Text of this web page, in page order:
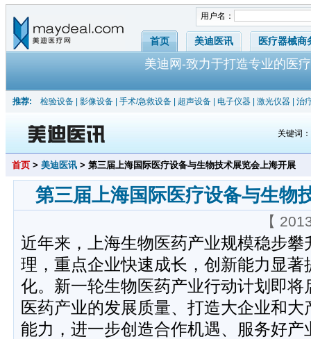
用户名：
首页 美迪医讯 医疗器械商
美迪网-致力于打造专业的医
推荐: 检验设备 影像设备 手术/急救设备 超声设备 电子仪器 激光仪器 治
关键词
首页 > 美迪医讯 > 第三届上海国际医疗设备与生物技术展览会上海开展
第三届上海国际医疗设备与生物
【
近年来，上海生物医药产业规模稳步攀
理，重点企业快速成长，创新能力显
化。新一轮生物医药产业行动计划即
医药产业的发展质量、打造大企业和
能力，进一步创造合作机遇、服务好